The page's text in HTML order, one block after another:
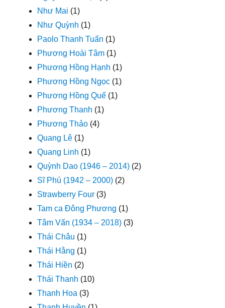
Như Mai (1)
Như Quỳnh (1)
Paolo Thanh Tuấn (1)
Phương Hoài Tâm (1)
Phương Hồng Hạnh (1)
Phương Hồng Ngọc (1)
Phương Hồng Quế (1)
Phương Thanh (1)
Phương Thảo (4)
Quang Lê (1)
Quang Linh (1)
Quỳnh Dao (1946 – 2014) (2)
Sĩ Phú (1942 – 2000) (2)
Strawberry Four (3)
Tam ca Đông Phương (1)
Tâm Vấn (1934 – 2018) (3)
Thái Châu (1)
Thái Hằng (1)
Thái Hiền (2)
Thái Thanh (10)
Thanh Hoa (3)